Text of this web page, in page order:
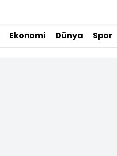
Ekonomi Dünya Spor